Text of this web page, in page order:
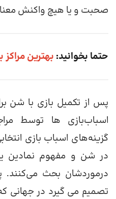
صحبت و یا هیچ واکنش
حتما بخوانید: بهترین مراکز
پس از تکمیل بازی با شن
اسباب‌بازی ها توسط
گزینه‌های اسباب بازی
در شن و مفهوم نمادین
درموردشان بحث می‌کنند.
تصمیم می گیرد در جهانی